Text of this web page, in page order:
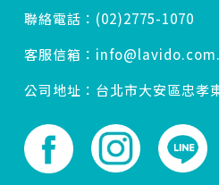
聯絡電話：(02)2775-1070
客服信箱：
公司地址：台北市大安區忠孝